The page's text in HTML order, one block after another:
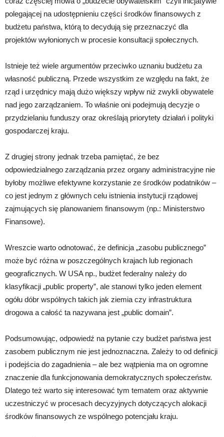
polegającej na udostępnieniu części środków finansowych z
budżetu państwa, którą to decydują się przeznaczyć dla
projektów wyłonionych w procesie konsultacji społecznych.
Istnieje też wiele argumentów przeciwko uznaniu budżetu za
własność publiczną. Przede wszystkim ze względu na fakt, że
rząd i urzędnicy mają dużo większy wpływ niż zwykli obywatele
nad jego zarządzaniem. To właśnie oni podejmują decyzje o
przydzielaniu funduszy oraz określają priorytety działań i polityki
gospodarczej kraju.
Z drugiej strony jednak trzeba pamiętać, że bez
odpowiedzialnego zarządzania przez organy administracyjne nie
byłoby możliwe efektywne korzystanie ze środków podatników –
co jest jednym z głównych celu istnienia instytucji rządowej
zajmujących się planowaniem finansowym (np.: Ministerstwo
Finansowe).
Wreszcie warto odnotować, że definicja „zasobu publicznego”
może być różna w poszczególnych krajach lub regionach
geograficznych. W USA np., budżet federalny należy do
klasyfikacji „public property”, ale stanowi tylko jeden element
ogółu dóbr wspólnych takich jak ziemia czy infrastruktura
drogowa a całość ta nazywana jest „public domain”.
Podsumowując, odpowiedź na pytanie czy budżet państwa jest
zasobem publicznym nie jest jednoznaczna. Zależy to od definicji
i podejścia do zagadnienia – ale bez wątpienia ma on ogromne
znaczenie dla funkcjonowania demokratycznych społeczeństw.
Dlatego też warto się interesować tym tematem oraz aktywnie
uczestniczyć w procesach decyzyjnych dotyczących alokacji
środków finansowych ze wspólnego potencjału kraju.